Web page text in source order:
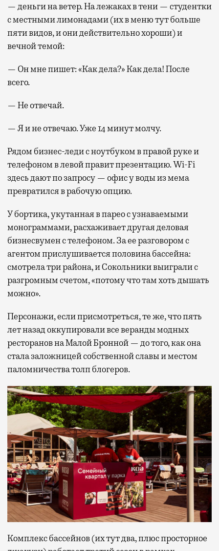
— деньги на ветер. На лежаках в тени — студентки
с местными лимонадами (их в меню тут больше
пяти видов, и они действительно хороши) и
вечной темой:
— Он мне пишет: «Как дела?» Как дела! После
всего.
— Не отвечай.
— Я и не отвечаю. Уже 14 минут молчу.
Рядом бизнес-леди с ноутбуком в правой руке и
телефоном в левой правит презентацию. Wi-Fi
здесь дают по запросу — офис у воды из мема
превратился в рабочую опцию.
У бортика, укутанная в парео с узнаваемыми
монограммами, расхаживает другая деловая
бизнесвумен с телефоном. За ее разговором с
агентом прислушивается половина бассейна:
смотрела три района, и Сокольники выиграли с
разгромным счетом, «потому что там хоть дышать
можно».
Персонажи, если присмотреться, те же, что пять
лет назад оккупировали все веранды модных
ресторанов на Малой Бронной — до того, как она
стала заложницей собственной славы и местом
паломничества толп блогеров.
Комплекс бассейнов (их тут два, плюс просторное